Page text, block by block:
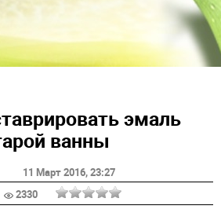
эмаль
ванны
11 Март 2016, 23:27
2330